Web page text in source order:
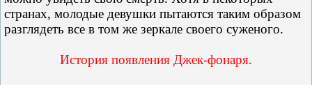
странах, молодые девушки пытаются таким образом
разглядеть все в том же зеркале своего суженого.
История появления Джек-фонаря.